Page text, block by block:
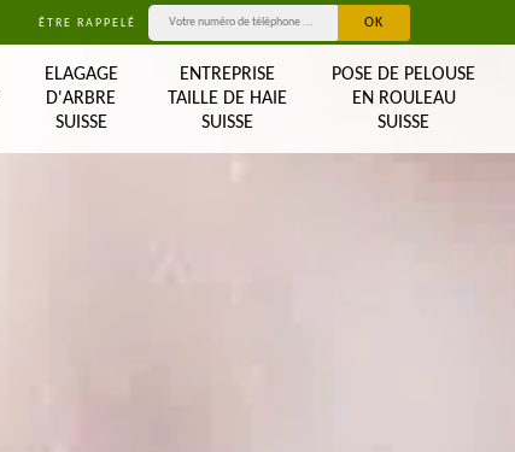
ÊTRE RAPPELÉ
ELAGAGE
D'ARBRE
SUISSE
ENTREPRISE
TAILLE DE HAIE
SUISSE
POSE DE PELOUSE
EN ROULEAU
SUISSE